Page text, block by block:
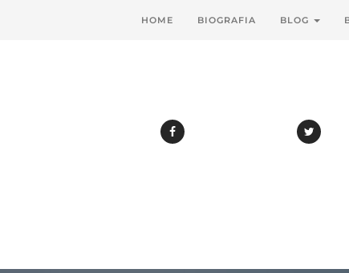
HOME BIOGRAFIA BLOG